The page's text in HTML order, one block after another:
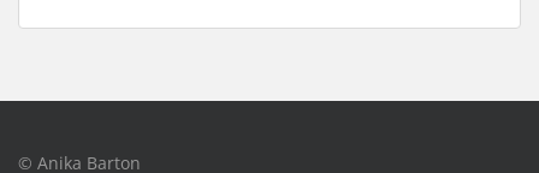
© Anika Barton